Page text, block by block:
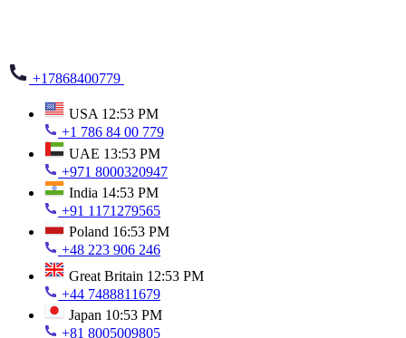
+17868400779
USA 12:53 PM
+1 786 84 00 779
UAE 13:53 PM
+971 8000320947
India 14:53 PM
+91 1171279565
Poland 16:53 PM
+48 223 906 246
Great Britain 12:53 PM
+44 7488811679
Japan 10:53 PM
+81 8005009805